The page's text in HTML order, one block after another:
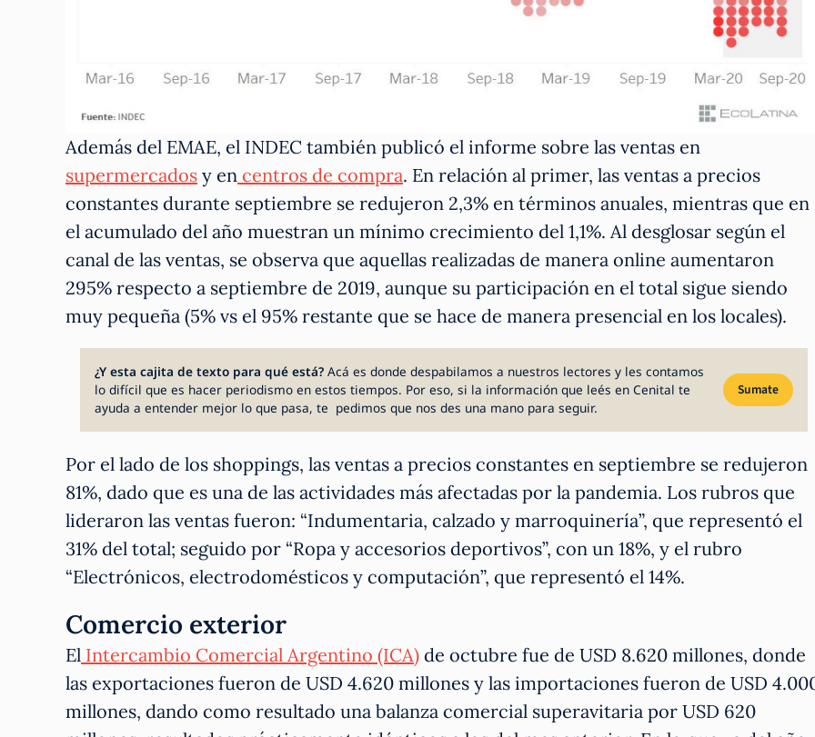
Además del EMAE, el INDEC también publicó el informe sobre las ventas en
supermercados y en centros de compra. En relación al primer, las ventas a precios
constantes durante septiembre se redujeron 2,3% en términos anuales, mientras que en
el acumulado del año muestran un mínimo crecimiento del 1,1%. Al desglosar según el
canal de las ventas, se observa que aquellas realizadas de manera online aumentaron
295% respecto a septiembre de 2019, aunque su participación en el total sigue siendo
muy pequeña (5% vs el 95% restante que se hace de manera presencial en los locales).
¿Y esta cajita de texto para qué está? Acá es donde despabilamos a nuestros lectores y les contamos
lo difícil que es hacer periodismo en estos tiempos. Por eso, si la información que leés en Cenital te
ayuda a entender mejor lo que pasa, te pedimos que nos des una mano para seguir.
Sumate
Por el lado de los shoppings, las ventas a precios constantes en septiembre se redujeron
81%, dado que es una de las actividades más afectadas por la pandemia. Los rubros que
lideraron las ventas fueron: “Indumentaria, calzado y marroquinería”, que representó el
31% del total; seguido por “Ropa y accesorios deportivos”, con un 18%, y el rubro
“Electrónicos, electrodomésticos y computación”, que representó el 14%.
Comercio exterior
El Intercambio Comercial Argentino (ICA) de octubre fue de USD 8.620 millones, donde
las exportaciones fueron de USD 4.620 millones y las importaciones fueron de USD
millones, dando como resultado una balanza comercial superavitaria por USD 620